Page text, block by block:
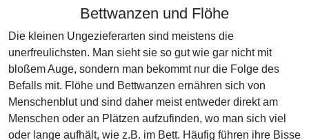
Bettwanzen und Flöhe
Die kleinen Ungezieferarten sind meistens die
unerfreulichsten. Man sieht sie so gut wie gar nicht mit
bloßem Auge, sondern man bekommt nur die Folge des
Befalls mit. Flöhe und Bettwanzen ernähren sich von
Menschenblut und sind daher meist entweder direkt am
Menschen oder an Plätzen aufzufinden, wo man sich viel
oder lange aufhält, wie z.B. im Bett. Häufig führen ihre Bisse